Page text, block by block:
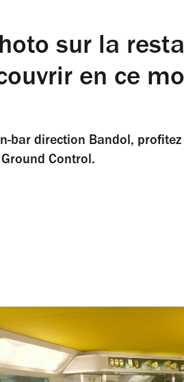
sur la
en ce
bar direction Bandol,
Control.